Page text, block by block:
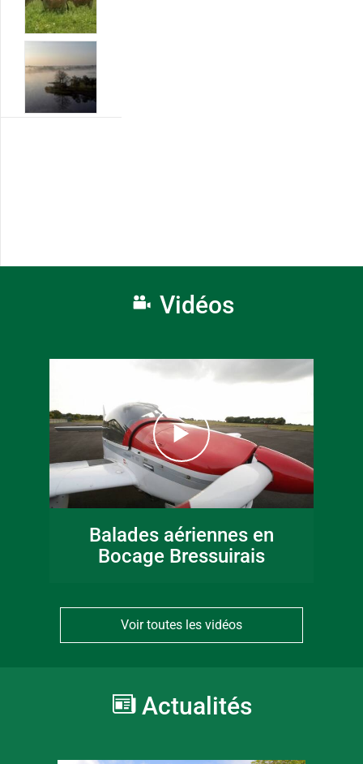
Vidéos
Balades aériennes en
Bocage Bressuirais
Voir toutes les vidéos
Actualités